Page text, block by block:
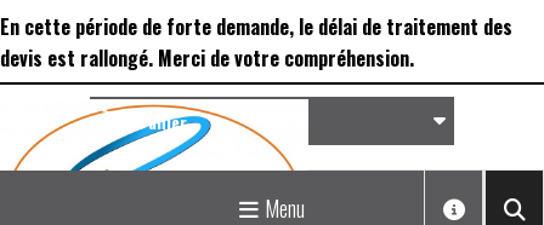
En cette période de forte demande, le délai de traitement des
devis est rallongé. Merci de votre compréhension.
Matériel de réception &
Panier
Menu